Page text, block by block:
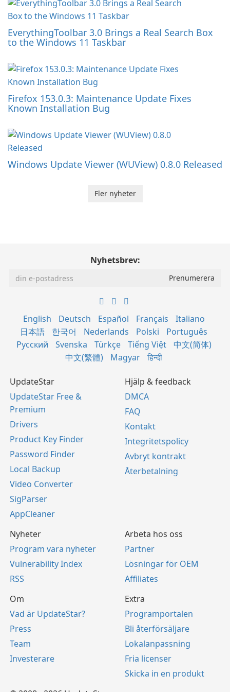
EverythingToolbar 3.0 Brings a Real Search Box
to the Windows 11 Taskbar
Firefox 153.0.3: Maintenance Update Fixes
Known Installation Bug
Windows Update Viewer (WUView) 0.8.0 Released
Fler nyheter
Nyhetsbrev:
English Deutsch Español Français
Italiano
日本語
한국어 Nederlands Polski
Português
Русский
Svenska Türkçe Tiếng Việt
中文(简体)
中文(繁體)
Magyar हिन्दी
UpdateStar
UpdateStar Free &
Premium
Drivers
Product Key Finder
Password Finder
Local Backup
Video Converter
SigParser
AppCleaner
Hjälp & feedback
DMCA
FAQ
Kontakt
Integritetspolicy
Avbryt kontrakt
Återbetalning
Nyheter
Program vara nyheter
Vulnerability Index
RSS
Arbeta hos oss
Partner
Lösningar för OEM
Affiliates
Om
Vad är UpdateStar?
Press
Team
Investerare
Extra
Programportalen
Bli återförsäljare
Lokalanpassning
Fria licenser
Skicka in en produkt